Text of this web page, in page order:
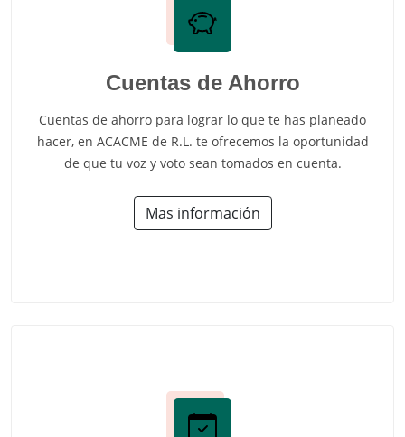
Cuentas de Ahorro
Cuentas de ahorro para lograr lo que te has planeado
hacer, en ACACME de R.L. te ofrecemos la oportunidad
de que tu voz y voto sean tomados en cuenta.
Mas información